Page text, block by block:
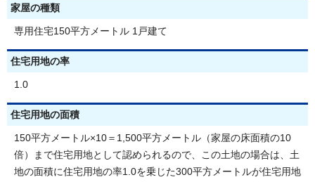
家屋の種類
専用住宅150平方メートル 1戸建て
住宅用地の率
1.0
住宅用地の面積
150平方メートル×10＝1,500平方メートル（家屋の床面積の10
倍）まで住宅用地として認められるので、この土地の場合は、土
地の面積に住宅用地の率1.0を乗じた300平方メートルが住宅用地